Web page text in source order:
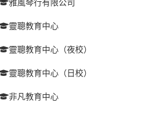
靈聰教育中心
靈聰教育中心（夜校）
靈聰教育中心（日校）
非凡教育中心